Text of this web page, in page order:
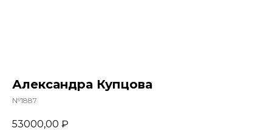
Александра Купцова
№1887
53000,00 ₽